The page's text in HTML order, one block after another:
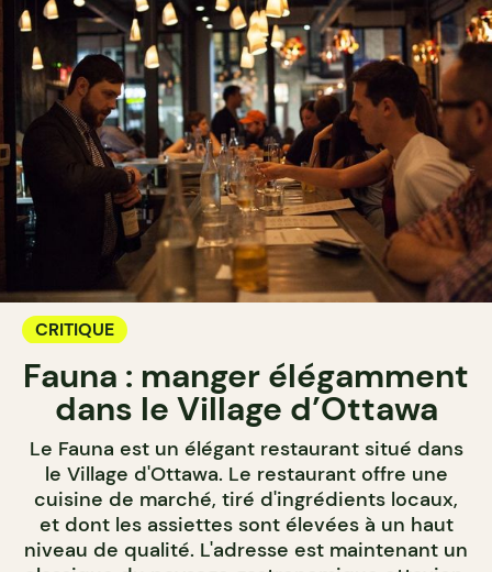
CRITIQUE
Fauna : manger élégamment
dans le Village d’Ottawa
Le Fauna est un élégant restaurant situé dans
le Village d'Ottawa. Le restaurant offre une
cuisine de marché, tiré d'ingrédients locaux,
et dont les assiettes sont élevées à un haut
niveau de qualité. L'adresse est maintenant un